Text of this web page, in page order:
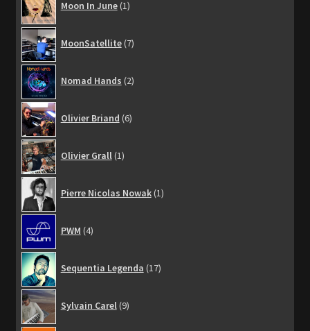
Moon In June 1produit
MoonSatellite 7produits
Nomad Hands 2produits
Olivier Briand 6produits
Olivier Grall 1produit
Pierre Nicolas Nowak 1produit
PWM 4produits
Sequentia Legenda 17produits
Sylvain Carel 9produits